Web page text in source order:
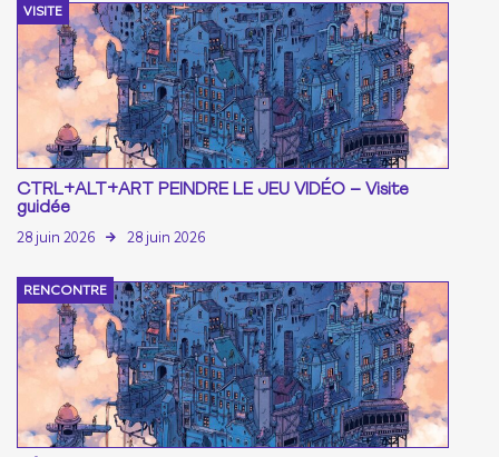
VISITE
CTRL+ALT+ART PEINDRE LE JEU VIDÉO – Visite
guidée
28 juin 2026 28 juin 2026
RENCONTRE